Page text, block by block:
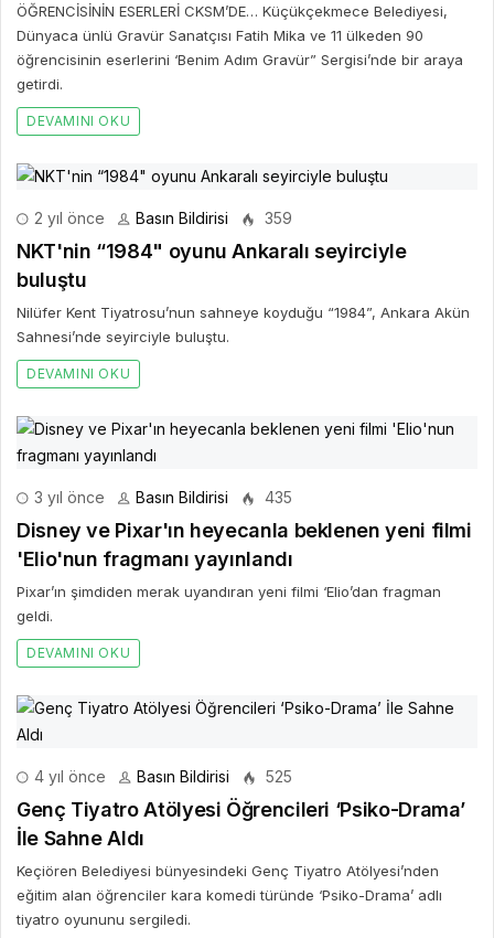
ÖĞRENCİSİNİN ESERLERİ CKSM’DE… Küçükçekmece Belediyesi,
Dünyaca ünlü Gravür Sanatçısı Fatih Mika ve 11 ülkeden 90
öğrencisinin eserlerini ‘Benim Adım Gravür” Sergisi’nde bir araya
getirdi.
DEVAMINI OKU
2 yıl önce Basın Bildirisi 359
NKT'nin “1984" oyunu Ankaralı seyirciyle
buluştu
Nilüfer Kent Tiyatrosu’nun sahneye koyduğu “1984”, Ankara Akün
Sahnesi’nde seyirciyle buluştu.
DEVAMINI OKU
3 yıl önce Basın Bildirisi 435
Disney ve Pixar'ın heyecanla beklenen yeni filmi
'Elio'nun fragmanı yayınlandı
Pixar’ın şimdiden merak uyandıran yeni filmi ‘Elio’dan fragman
geldi.
DEVAMINI OKU
4 yıl önce Basın Bildirisi 525
Genç Tiyatro Atölyesi Öğrencileri ‘Psiko-Drama’
İle Sahne Aldı
Keçiören Belediyesi bünyesindeki Genç Tiyatro Atölyesi’nden
eğitim alan öğrenciler kara komedi türünde ‘Psiko-Drama’ adlı
tiyatro oyununu sergiledi.